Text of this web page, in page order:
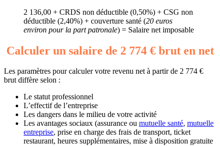
2 136,00 + CRDS non déductible (0,50%) + CSG non
déductible (2,40%) + couverture santé (20 euros
environ pour la part patronale) = Salaire net imposable
Calculer un salaire de 2 774 € brut en net
Les paramètres pour calculer votre revenu net à partir de 2 774 €
brut diffère selon :
Le statut professionnel
L’effectif de l’entreprise
Les dangers dans le milieu de votre activité
Les avantages sociaux (assurance ou mutuelle santé, mutuelle
entreprise, prise en charge des frais de transport, ticket
restaurant, heures supplémentaires, mise à disposition gratuite